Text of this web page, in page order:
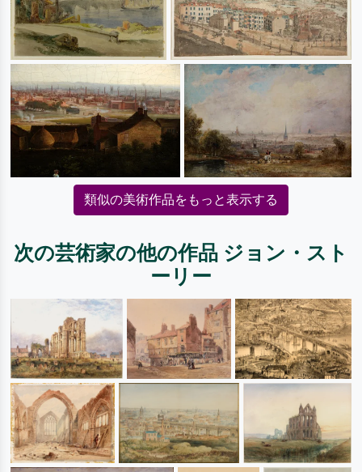
類似の美術作品をもっと表示する
次の芸術家の他の作品 ジョン・スト
ーリー